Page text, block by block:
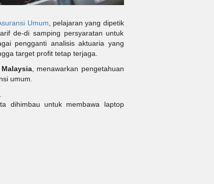
Umum , pelajaran yang dipetik
de-di samping persyaratan untuk
pengganti analisis aktuaria yang
target profit tetap terjaga.
, menawarkan pengetahuan
umum.
dihimbau untuk membawa laptop